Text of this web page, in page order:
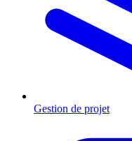
Gestion de projet